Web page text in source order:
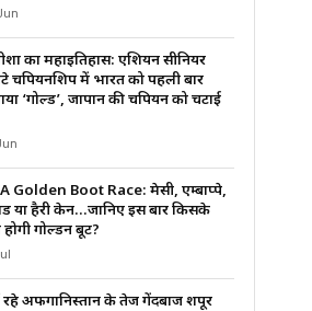
का महाइतिहास: एशियन सीनियर
चैंपियनशिप में भारत को पहली बार
‘गोल्ड’, जापान की चैंपियन को चटाई
Golden Boot Race: मेसी, एम्बाप्पे,
या हैरी केन…जानिए इस बार किसके
होगी गोल्डन बूट?
रहे अफगानिस्तान के तेज गेंदबाज शपूर